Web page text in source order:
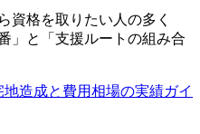
資格を取りたい人の多く
」と「支援ルートの組み合